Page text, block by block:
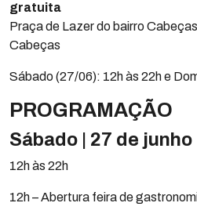
gratuita
Praça de Lazer do bairro
Cabeças
Sábado (27/06): 12h às 22h e
PROGRAMAÇÃO
Sábado | 27 de junho
12h às 22h
12h – Abertura feira de